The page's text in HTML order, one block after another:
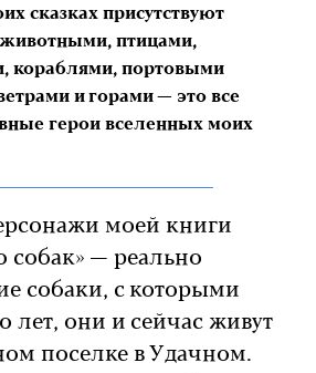
сказках присутствуют
животными, птицами,
кораблями, портовыми
и горами — это все
герои вселенных моих
моей книги
собак» — реально
собаки, с которыми
лет, они и сейчас живут
поселке в Удачном.